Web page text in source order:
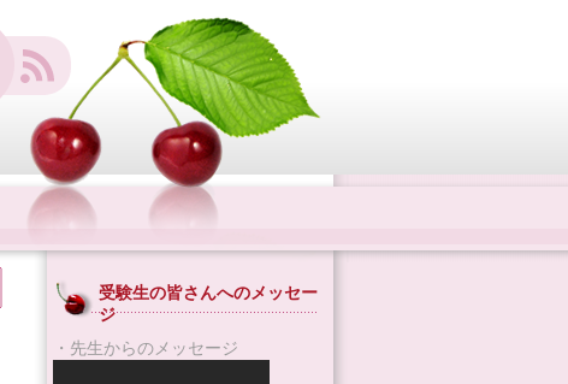
受験生の皆さんへのメッセー
ジ
・先生からのメッセージ